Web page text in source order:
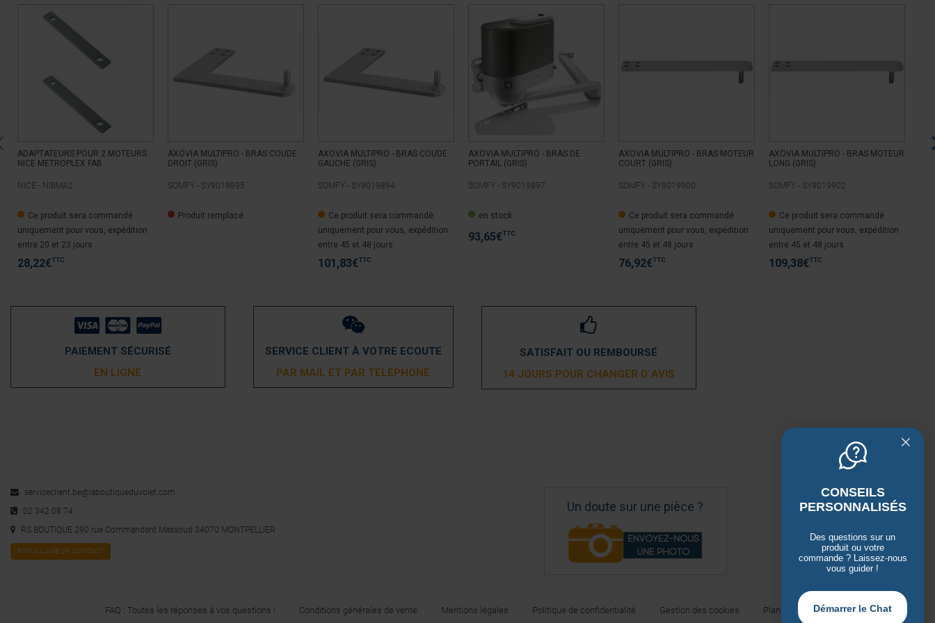
ADAPTATEURS POUR 2 MOTEURS
NICE METROPLEX FAB
NICE - NIBMA2
Ce produit sera commandé
uniquement pour vous, expédition
entre 20 et 23 jours
28,22€TTC
AXOVIA MULTIPRO - BRAS COUDE
DROIT (GRIS)
SOMFY - SY9019895
Produit remplacé
AXOVIA MULTIPRO - BRAS COUDE
GAUCHE (GRIS)
SOMFY - SY9019894
Ce produit sera commandé
uniquement pour vous, expédition
entre 45 et 48 jours
101,83€TTC
AXOVIA MULTIPRO - BRAS DE
PORTAIL (GRIS)
SOMFY - SY9019897
en stock
93,65€TTC
AXOVIA MULTIPRO - BRAS MOTEUR
COURT (GRIS)
SOMFY - SY9019900
Ce produit sera commandé
uniquement pour vous, expédition
entre 45 et 48 jours
76,92€TTC
AXOVIA MULTIPRO - BRAS MOTEUR
LONG (GRIS)
SOMFY - SY9019902
Ce produit sera commandé
uniquement pour vous, expédition
entre 45 et 48 jours
109,38€TTC
PAIEMENT SÉCURISÉ
EN LIGNE
SERVICE CLIENT À VOTRE ECOUTE
PAR MAIL ET PAR TÉLÉPHONE
SATISFAIT OU REMBOURSÉ
14 JOURS POUR CHANGER D´AVIS
serviceclient.be@laboutiqueduvolet.com
02 342 08 74
RS BOUTIQUE 290 rue Commandant Massoud 34070 MONTPELLIER
FORMULAIRE DE CONTACT
Un doute sur une pièce ?
FAQ : Toutes les réponses à vos questions ! Conditions générales de vente Mentions légales Politique de confidentialité Gestion des cookies Plan du site
CONSEILS
PERSONNALISÉS
Des questions sur un
produit ou votre
commande ? Laissez-nous
vous guider !
Démarrer le Chat